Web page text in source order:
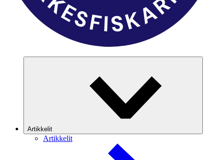
Artikkelit
Artikkelit